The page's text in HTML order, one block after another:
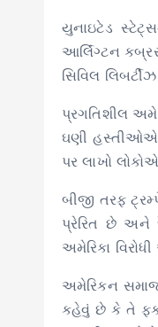
યુનાઇટેડ
આર્લિંગ્ટન
સિવિલ
પ્રગતિશીલ
ઘણી હસ્તીઓએ
પર લાખો
બીજી તરફ
પ્રેરિત છે અને
અમેરિકા
અમેરિકન
કહેવું છે કે તે